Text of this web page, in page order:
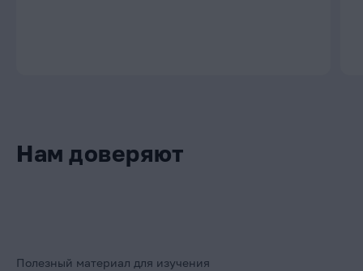
Нам доверяют
Полезный материал для изучения